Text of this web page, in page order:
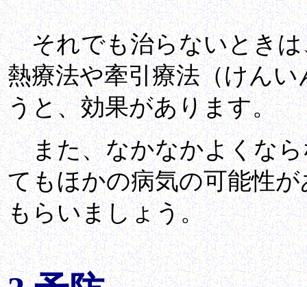
それでも治らないときは
熱療法や牽引療法（けん
うと、効果があります。
また、なかなかよくなら
てもほかの病気の可能性
もらいましょう。